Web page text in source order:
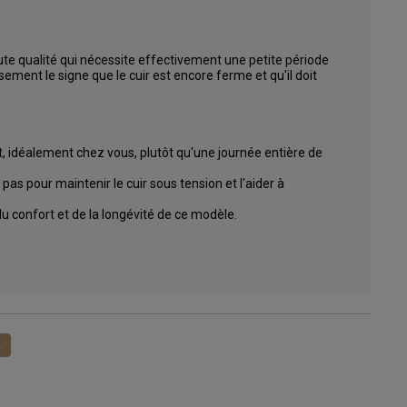
qualité qui nécessite effectivement une petite période
le signe que le cuir est encore ferme et qu'il doit
idéalement chez vous, plutôt qu'une journée entière de
pour maintenir le cuir sous tension et l'aider à
confort et de la longévité de ce modèle.